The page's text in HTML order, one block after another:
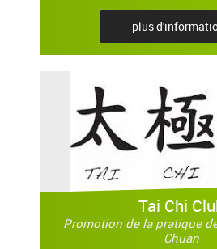
plus
Tai Chi
Promotion de la pratique
Chuan